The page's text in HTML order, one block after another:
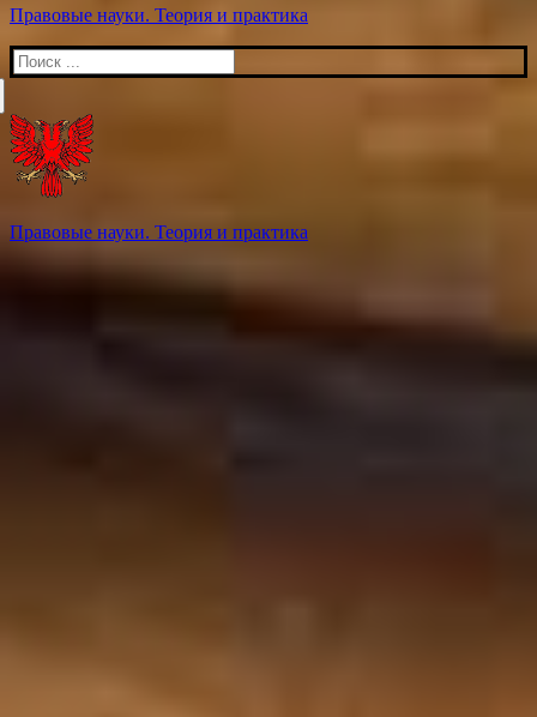
Правовые науки. Теория и практика
Искать:
Правовые науки. Теория и практика